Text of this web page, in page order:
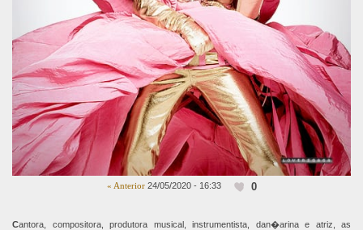
« Anterior24/05/2020 - 16:33 0
Cantora, compositora, produtora musical, instrumentista, dan�arina e atriz, as